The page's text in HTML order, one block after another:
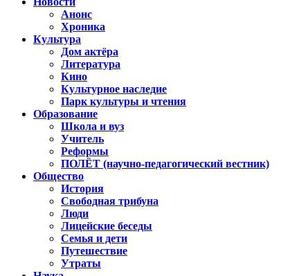
Анонс
Хроника
Культура
Дом актёра
Литература
Кино
Культурное наследие
Парк культуры и чтения
Образование
Школа и вуз
Учитель
Реформы
ПОЛЁТ (научно-педагогический вестник)
Общество
История
Свободная трибуна
Люди
Лицейские беседы
Семья и дети
Путешествие
Утраты